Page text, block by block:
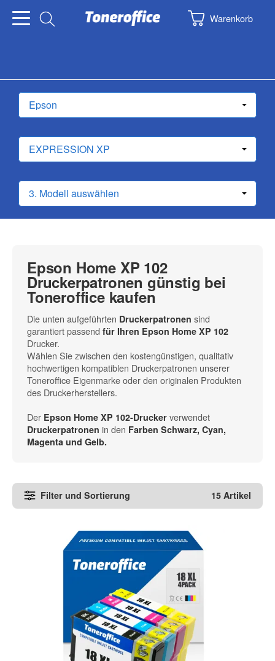
Warenkorb
Epson Home XP 102
Druckerpatronen günstig bei
Toneroffice kaufen
Die unten aufgeführten Druckerpatronen sind
garantiert passend für Ihren Epson Home XP 102
Drucker.
Wählen Sie zwischen den kostengünstigen, qualitativ
hochwertigen kompatiblen Druckerpatronen unserer
Toneroffice Eigenmarke oder den originalen Produkten
des Druckerherstellers.
Der Epson Home XP 102-Drucker verwendet
Druckerpatronen in den Farben Schwarz, Cyan,
Magenta und Gelb.
Filter und Sortierung 15 Artikel